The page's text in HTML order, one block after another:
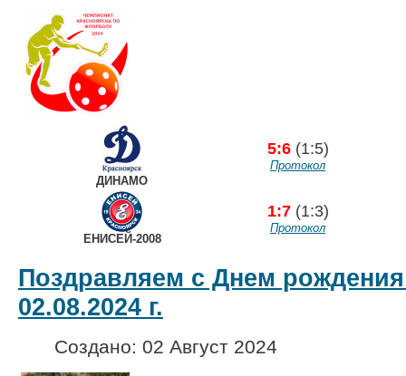
ДИНАМО
5:6 (1:5)
Протокол
ЕНИСЕЙ-2008
1:7 (1:3)
Протокол
Поздравляем с Днем
02.08.2024 г.
Создано: 02 Август 2024